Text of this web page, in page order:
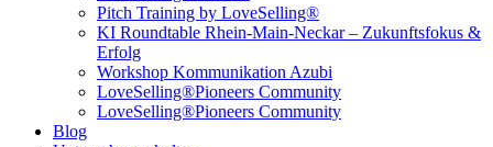
Pitch Training by LoveSelling®
KI Roundtable Rhein‑Main‑Neckar – Zukunftsfokus &
Erfolg
Workshop Kommunikation Azubi
LoveSelling®Pioneers Community
LoveSelling®Pioneers Community
Blog